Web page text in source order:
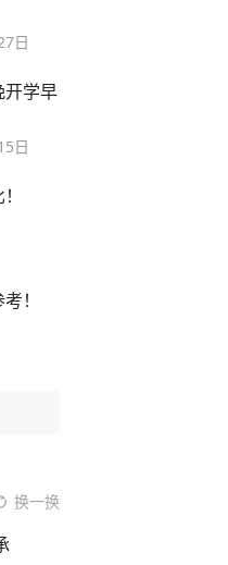
日
开学早
日
！
换一换